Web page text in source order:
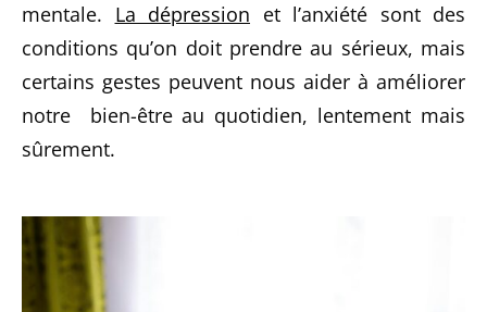
mentale. La dépression et l’anxiété sont des
conditions qu’on doit prendre au sérieux, mais
certains gestes peuvent nous aider à améliorer
notre bien-être au quotidien, lentement mais
sûrement.